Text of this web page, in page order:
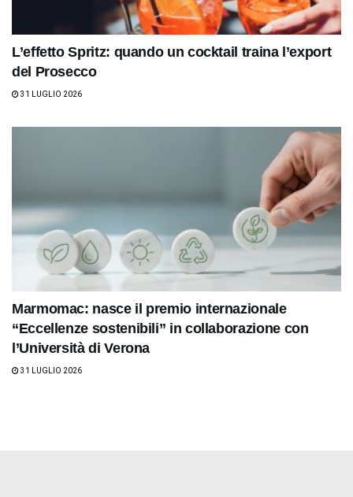
L’effetto Spritz: quando un cocktail traina l’export
del Prosecco
31 LUGLIO 2026
Marmomac: nasce il premio internazionale
“Eccellenze sostenibili” in collaborazione con
l’Università di Verona
31 LUGLIO 2026